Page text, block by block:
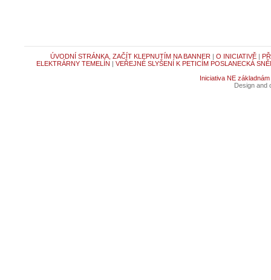
ÚVODNÍ STRÁNKA, ZAČÍT KLEPNUTÍM NA BANNER | O INICIATIVĚ|
ELEKTRÁRNY TEMELÍN | VEŘEJNÉ SLYŠENÍ K PETICÍM POSLANECKÁ
Iniciativa NE základnám
Design and